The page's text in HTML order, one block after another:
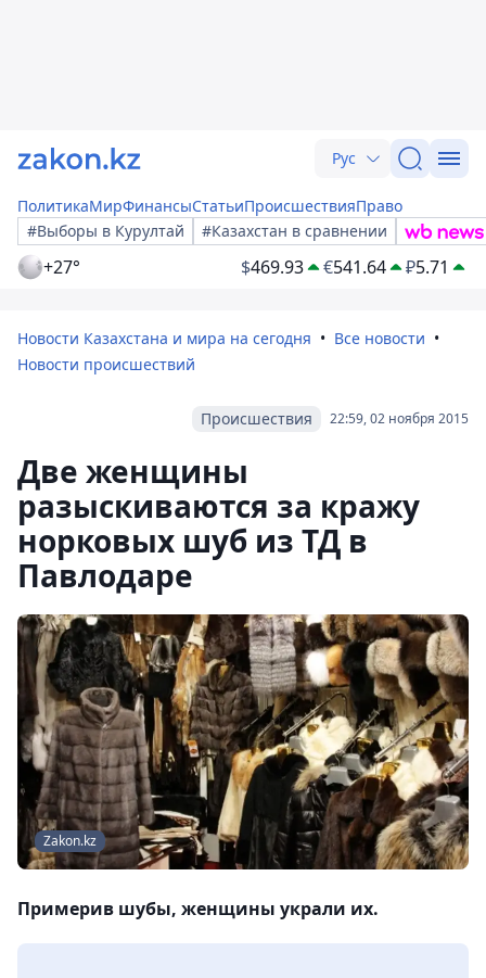
Рус
ПолитикаМирФинансыСтатьиПроисшествияПраво
#Выборы в Курултай
#Казахстан в сравнении
+27° $469.93 €541.64 ₽5.71
Новости Казахстана и мира на сегодня
Все новости
Новости происшествий
22:59, 02 ноября 2015
Происшествия
Две женщины
разыскиваются за кражу
норковых шуб из ТД в
Павлодаре
Zakon.kz
Примерив шубы, женщины украли их.